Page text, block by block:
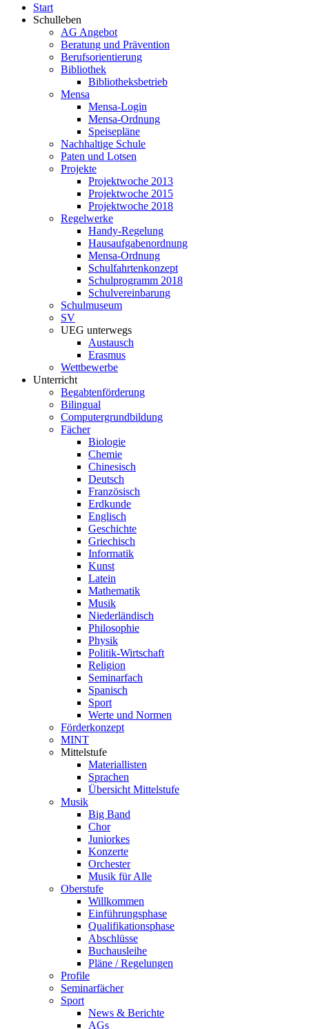
Start
Schulleben
AG Angebot
Beratung und Prävention
Berufsorientierung
Bibliothek
Bibliotheksbetrieb
Mensa
Mensa-Login
Mensa-Ordnung
Speisepläne
Nachhaltige Schule
Paten und Lotsen
Projekte
Projektwoche 2013
Projektwoche 2015
Projektwoche 2018
Regelwerke
Handy-Regelung
Hausaufgabenordnung
Mensa-Ordnung
Schulfahrtenkonzept
Schulprogramm 2018
Schulvereinbarung
Schulmuseum
SV
UEG unterwegs
Austausch
Erasmus
Wettbewerbe
Unterricht
Begabtenförderung
Bilingual
Computergrundbildung
Fächer
Biologie
Chemie
Chinesisch
Deutsch
Französisch
Erdkunde
Englisch
Geschichte
Griechisch
Informatik
Kunst
Latein
Mathematik
Musik
Niederländisch
Philosophie
Physik
Politik-Wirtschaft
Religion
Seminarfach
Spanisch
Sport
Werte und Normen
Förderkonzept
MINT
Mittelstufe
Materiallisten
Sprachen
Übersicht Mittelstufe
Musik
Big Band
Chor
Juniorkes
Konzerte
Orchester
Musik für Alle
Oberstufe
Willkommen
Einführungsphase
Qualifikationsphase
Abschlüsse
Buchausleihe
Pläne / Regelungen
Profile
Seminarfächer
Sport
News & Berichte
AGs